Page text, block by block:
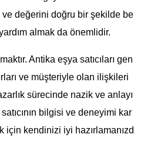
değerini doğru bir şekilde be
almak da önemlidir.
Antika eşya satıcıları gen
ve müşteriyle olan ilişkileri
sürecinde nazik ve anlayı
bilgisi ve deneyimi kar
için kendinizi iyi hazırlamanızd